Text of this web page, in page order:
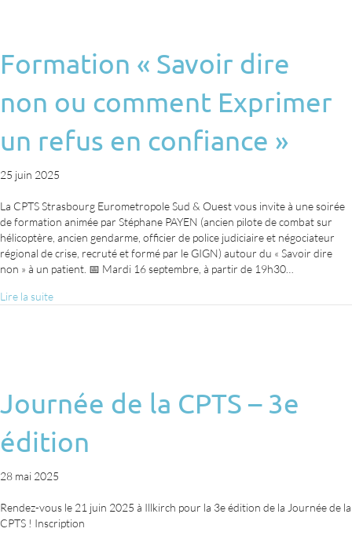
Formation « Savoir dire
non ou comment Exprimer
un refus en confiance »
25 juin 2025
La CPTS Strasbourg Eurometropole Sud & Ouest vous invite à une soirée
de formation animée par Stéphane PAYEN (ancien pilote de combat sur
hélicoptère, ancien gendarme, officier de police judiciaire et négociateur
régional de crise, recruté et formé par le GIGN) autour du « Savoir dire
non » à un patient. 📅 Mardi 16 septembre, à partir de 19h30…
Lire la suite
Journée de la CPTS – 3e
édition
28 mai 2025
Rendez-vous le 21 juin 2025 à Illkirch pour la 3e édition de la Journée de la
CPTS ! Inscription